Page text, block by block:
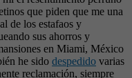
que piden que me una
de los estafaos y
sus ahorros y
en Miami, México
he sido despedido varias
reclamación, siempre